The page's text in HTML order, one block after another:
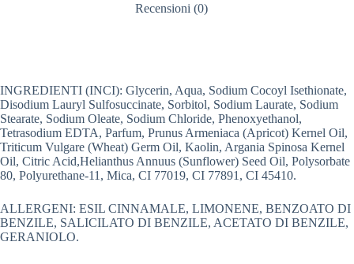
Recensioni (0)
INGREDIENTI (INCI): Glycerin, Aqua, Sodium Cocoyl Isethionate,
Disodium Lauryl Sulfosuccinate, Sorbitol, Sodium Laurate, Sodium
Stearate, Sodium Oleate, Sodium Chloride, Phenoxyethanol,
Tetrasodium EDTA, Parfum, Prunus Armeniaca (Apricot) Kernel Oil,
Triticum Vulgare (Wheat) Germ Oil, Kaolin, Argania Spinosa Kernel
Oil, Citric Acid,Helianthus Annuus (Sunflower) Seed Oil, Polysorbate
80, Polyurethane-11, Mica, CI 77019, CI 77891, CI 45410.
ALLERGENI: ESIL CINNAMALE, LIMONENE, BENZOATO DI
BENZILE, SALICILATO DI BENZILE, ACETATO DI BENZILE,
GERANIOLO.